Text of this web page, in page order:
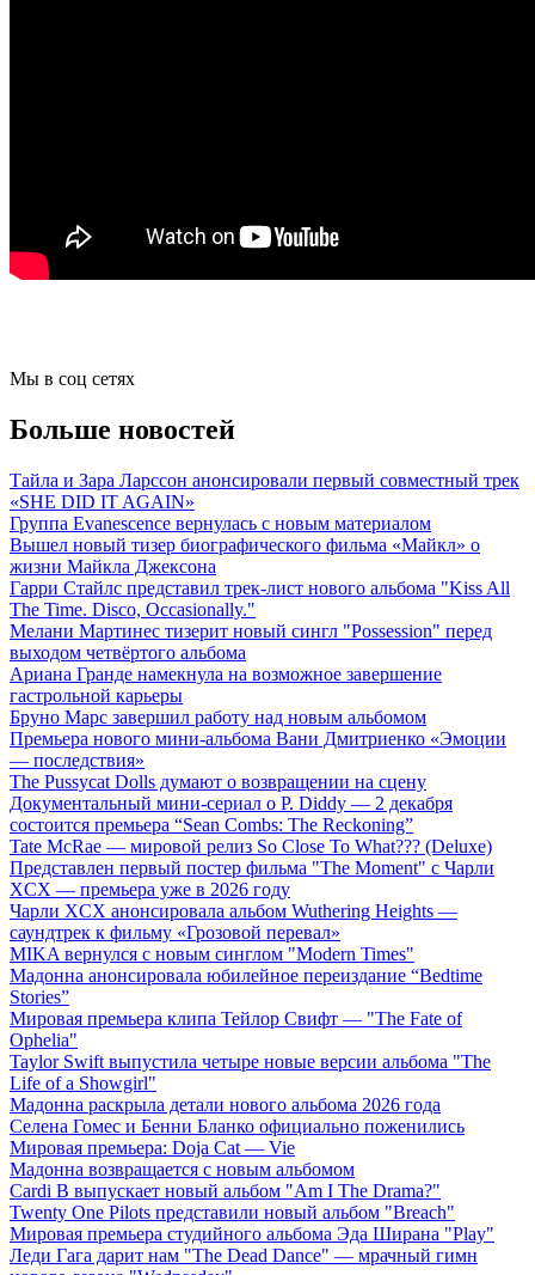
Мы в соц сетях
Больше новостей
Тайла и Зара Ларссон анонсировали первый совместный трек
«SHE DID IT AGAIN»
Группа Evanescence вернулась с новым материалом
Вышел новый тизер биографического фильма «Майкл» о
жизни Майкла Джексона
Гарри Стайлс представил трек-лист нового альбома "Kiss All
The Time. Disco, Occasionally."
Мелани Мартинес тизерит новый сингл "Possession" перед
выходом четвёртого альбома
Ариана Гранде намекнула на возможное завершение
гастрольной карьеры
Бруно Марс завершил работу над новым альбомом
Премьера нового мини-альбома Вани Дмитриенко «Эмоции
— последствия»
The Pussycat Dolls думают о возвращении на сцену
Документальный мини-сериал о P. Diddy — 2 декабря
состоится премьера “Sean Combs: The Reckoning”
Tate McRae — мировой релиз So Close To What??? (Deluxe)
Представлен первый постер фильма "The Moment" с Чарли
XCX — премьера уже в 2026 году
Чарли XCX анонсировала альбом Wuthering Heights —
саундтрек к фильму «Грозовой перевал»
MIKA вернулся с новым синглом "Modern Times"
Мадонна анонсировала юбилейное переиздание “Bedtime
Stories”
Мировая премьера клипа Тейлор Свифт — "The Fate of
Ophelia"
Taylor Swift выпустила четыре новые версии альбома "The
Life of a Showgirl"
Мадонна раскрыла детали нового альбома 2026 года
Селена Гомес и Бенни Бланко официально поженились
Мировая премьера: Doja Cat — Vie
Мадонна возвращается с новым альбомом
Cardi B выпускает новый альбом "Am I The Drama?"
Twenty One Pilots представили новый альбом "Breach"
Мировая премьера студийного альбома Эда Ширана "Play"
Леди Гага дарит нам "The Dead Dance" — мрачный гимн